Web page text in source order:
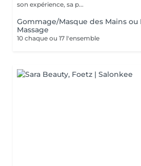
son expérience, sa p...
Gommage/Masque des Mains ou
Massage
10 chaque ou 17 l'ensemble